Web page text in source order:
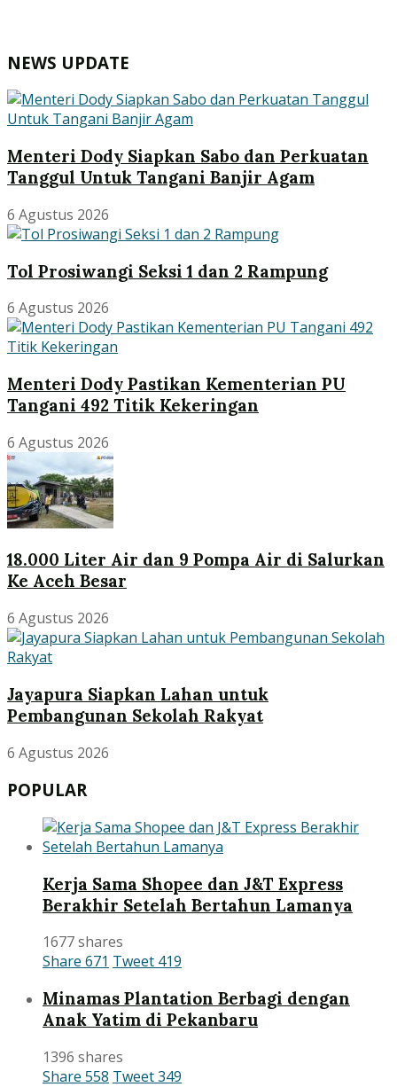
NEWS UPDATE
Menteri Dody Siapkan Sabo dan Perkuatan
Tanggul Untuk Tangani Banjir Agam
6 Agustus 2026
Tol Prosiwangi Seksi 1 dan 2 Rampung
6 Agustus 2026
Menteri Dody Pastikan Kementerian PU
Tangani 492 Titik Kekeringan
6 Agustus 2026
18.000 Liter Air dan 9 Pompa Air di Salurkan
Ke Aceh Besar
6 Agustus 2026
Jayapura Siapkan Lahan untuk
Pembangunan Sekolah Rakyat
6 Agustus 2026
POPULAR
Kerja Sama Shopee dan J&T Express
Berakhir Setelah Bertahun Lamanya
1677 shares
Share 671 Tweet 419
Minamas Plantation Berbagi dengan
Anak Yatim di Pekanbaru
1396 shares
Share 558 Tweet349